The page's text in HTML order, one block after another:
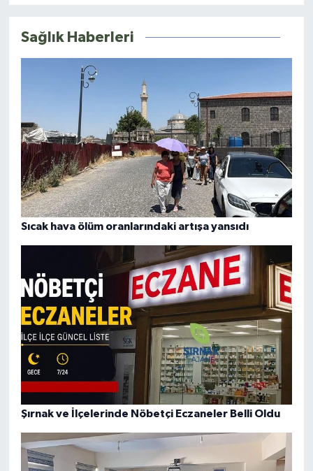
Sağlık Haberleri
Sıcak hava ölüm oranlarındaki artışa yansıdı
Şırnak ve İlçelerinde Nöbetçi Eczaneler Belli Oldu